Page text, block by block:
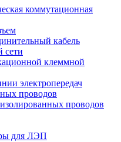
коммутационная
кабель
сети
клеммной
электропередач
проводов
проводов
для ЛЭП